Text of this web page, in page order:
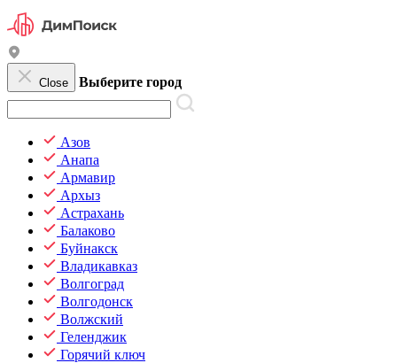
Close Выберите город
Азов
Анапа
Армавир
Архыз
Астрахань
Балаково
Буйнакск
Владикавказ
Волгоград
Волгодонск
Волжский
Геленджик
Горячий ключ